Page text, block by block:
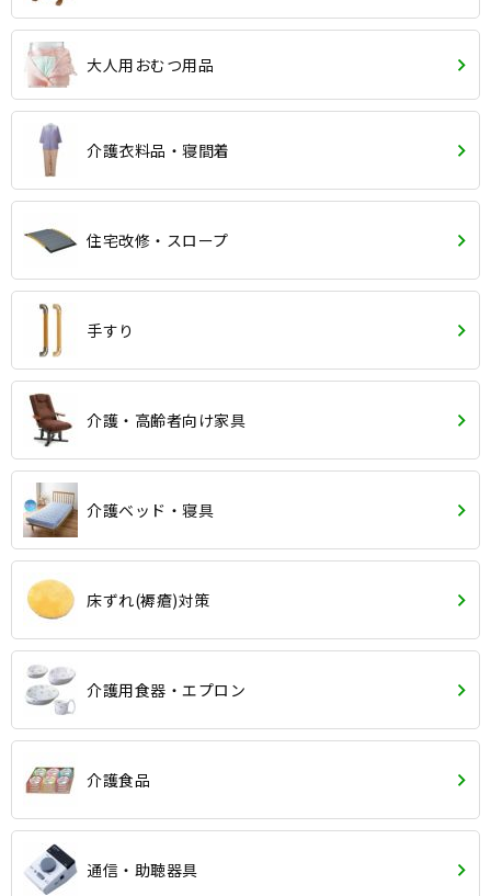
大人用おむつ用品
介護衣料品・寝間着
住宅改修・スロープ
手すり
介護・高齢者向け家具
介護ベッド・寝具
床ずれ(褥瘡)対策
介護用食器・エプロン
介護食品
通信・助聴器具